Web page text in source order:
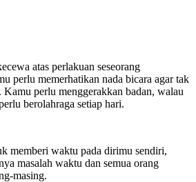
atas perlakuan seseorang
perlu memerhatikan nada bicara agar tak
perlu menggerakkan badan, walau
berolahraga setiap hari.
memberi waktu pada dirimu sendiri,
masalah waktu dan semua orang
masing.